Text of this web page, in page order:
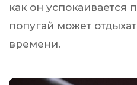
как он успокаивается
попугай может
времени.